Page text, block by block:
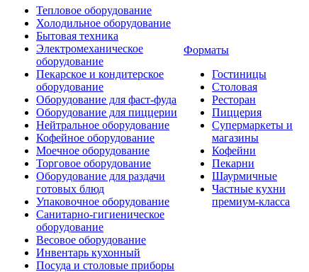
Тепловое оборудование
Холодильное оборудование
Бытовая техника
Электромеханическое
оборудование
Пекарское и кондитерское
оборудование
Оборудование для фаст-фуда
Оборудование для пиццерии
Нейтральное оборудование
Кофейное оборудование
Моечное оборудование
Торговое оборудование
Оборудование для раздачи
готовых блюд
Упаковочное оборудование
Санитарно-гигиеническое
оборудование
Весовое оборудование
Инвентарь кухонный
Посуда и столовые приборы
Форматы
Гостиницы
Столовая
Ресторан
Пиццерия
Супермаркеты и
магазины
Кофейни
Пекарни
Шаурмичные
Частные кухни
премиум-класса